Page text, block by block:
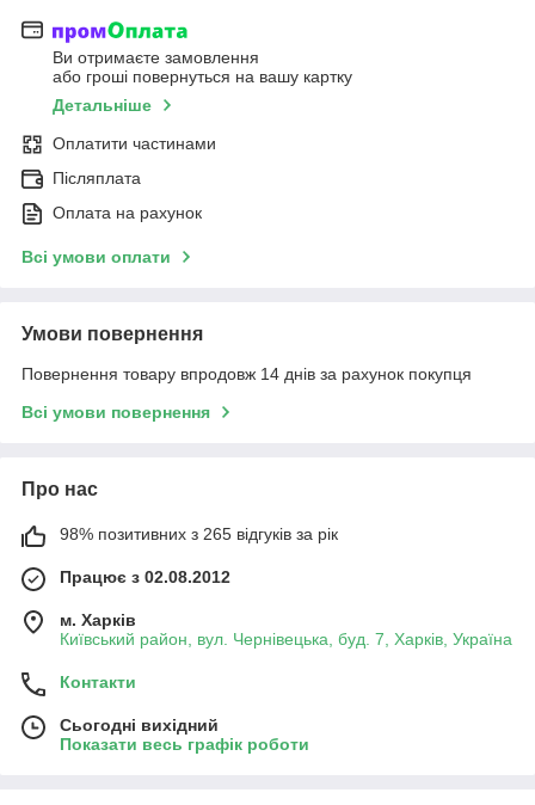
Ви отримаєте замовлення
або гроші повернуться на вашу картку
Детальніше
Оплатити частинами
Післяплата
Оплата на рахунок
Всі умови оплати
Умови повернення
Повернення товару впродовж 14 днів за рахунок покупця
Всі умови повернення
Про нас
98% позитивних з 265 відгуків за рік
Працює з 02.08.2012
м. Харків
Київський район, вул. Чернівецька, буд. 7, Харків, Україна
Контакти
Сьогодні вихідний
Показати весь графік роботи